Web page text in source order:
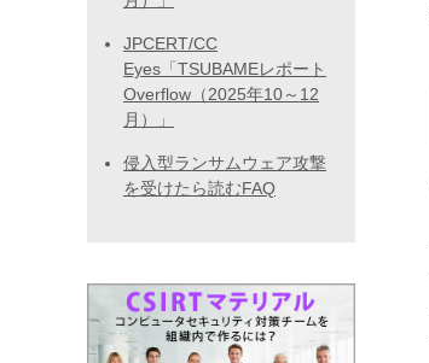
JPCERT/CC
Eyes「TSUBAMEレポート
Overflow（2025年10～12
月）」
侵入型ランサムウェア攻撃
を受けたら読むFAQ